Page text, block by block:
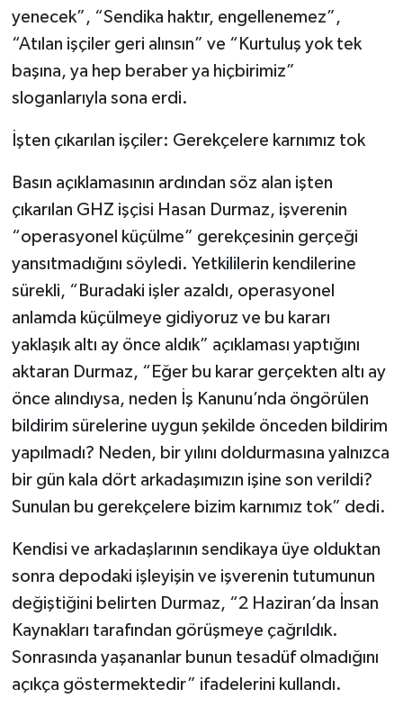
yenecek”, “Sendika haktır, engellenemez”,
“Atılan işçiler geri alınsın” ve “Kurtuluş yok tek
başına, ya hep beraber ya hiçbirimiz”
sloganlarıyla sona erdi.
İşten çıkarılan işçiler: Gerekçelere karnımız tok
Basın açıklamasının ardından söz alan işten
çıkarılan GHZ işçisi Hasan Durmaz, işverenin
“operasyonel küçülme” gerekçesinin gerçeği
yansıtmadığını söyledi. Yetkililerin kendilerine
sürekli, “Buradaki işler azaldı, operasyonel
anlamda küçülmeye gidiyoruz ve bu kararı
yaklaşık altı ay önce aldık” açıklaması yaptığını
aktaran Durmaz, “Eğer bu karar gerçekten altı ay
önce alındıysa, neden İş Kanunu’nda öngörülen
bildirim sürelerine uygun şekilde önceden bildirim
yapılmadı? Neden, bir yılını doldurmasına yalnızca
bir gün kala dört arkadaşımızın işine son verildi?
Sunulan bu gerekçelere bizim karnımız tok” dedi.
Kendisi ve arkadaşlarının sendikaya üye olduktan
sonra depodaki işleyişin ve işverenin tutumunun
değiştiğini belirten Durmaz, “2 Haziran’da İnsan
Kaynakları tarafından görüşmeye çağrıldık.
Sonrasında yaşananlar bunun tesadüf olmadığını
açıkça göstermektedir” ifadelerini kullandı.